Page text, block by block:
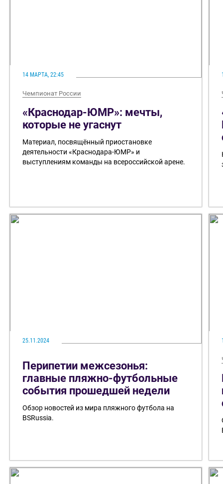
14 МАРТА, 22:45
Чемпионат России
«Краснодар-ЮМР»: мечты,
которые не угаснут
Материал, посвящённый приостановке
деятельности «Краснодара-ЮМР» и
выступлениям команды на всероссийской арене.
25.11.2024
Перипетии межсезонья:
главные пляжно-футбольные
события прошедшей недели
Обзор новостей из мира пляжного футбола на
BSRussia.